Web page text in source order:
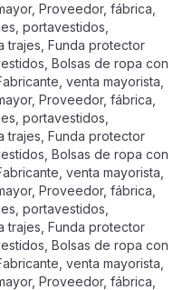
Proveedor, fábrica,
portavestidos,
trajes, Funda protector
Bolsas de ropa con
venta mayorista,
Proveedor, fábrica,
portavestidos,
trajes, Funda protector
Bolsas de ropa con
venta mayorista,
Proveedor, fábrica,
portavestidos,
trajes, Funda protector
Bolsas de ropa con
venta mayorista,
Proveedor, fábrica,